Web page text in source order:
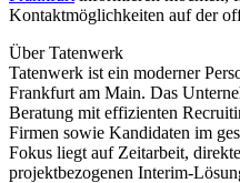
Kontaktmöglichkeiten auf der
Über Tatenwerk
Tatenwerk ist ein moderner
Frankfurt am Main. Das
Beratung mit effizienten
Firmen sowie Kandidaten im
Fokus liegt auf Zeitarbeit,
projektbezogenen Interim-